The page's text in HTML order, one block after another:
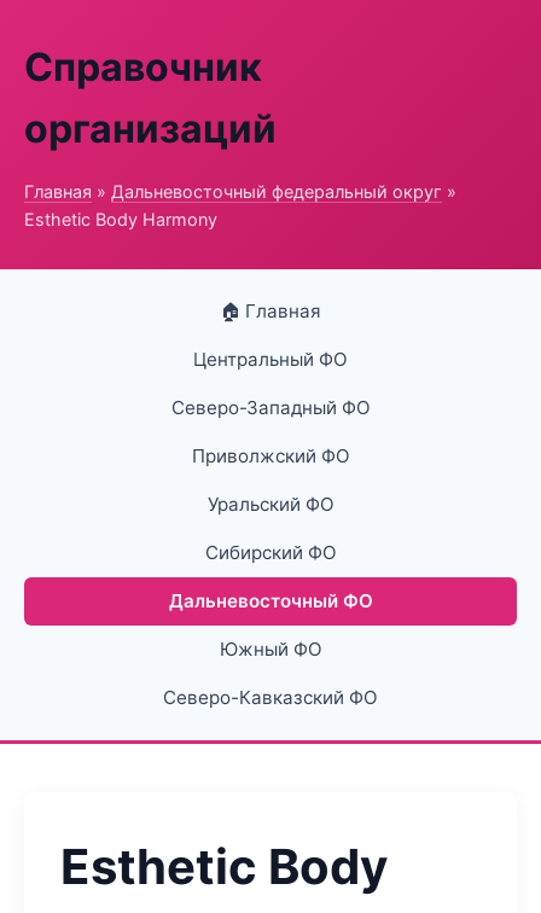
Справочник
организаций
Главная » Дальневосточный федеральный округ »
Esthetic Body Harmony
🏠 Главная
Центральный ФО
Северо-Западный ФО
Приволжский ФО
Уральский ФО
Сибирский ФО
Дальневосточный ФО
Южный ФО
Северо-Кавказский ФО
Esthetic Body